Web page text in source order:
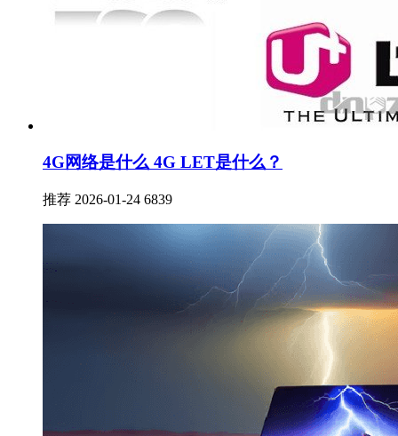
4G网络是什么 4G LET是什么？
推荐 2026-01-24 6839